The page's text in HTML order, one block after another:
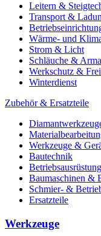
Leitern &
Transport &
Wärme- und
Strom & Licht
Schläuche &
Werkschutz &
Winterdienst
Zubehör & Ersatzteile
Werkzeuge &
Bautechnik
Betriebsausrüstung
Baumaschinen &
Schmier- &
Ersatzteile
Werkzeuge